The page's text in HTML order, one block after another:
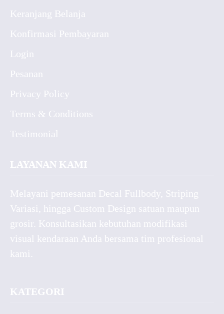
Keranjang Belanja
Konfirmasi Pembayaran
Login
Pesanan
Privacy Policy
Terms & Conditions
Testimonial
LAYANAN KAMI
Melayani pemesanan Decal Fullbody, Striping
Variasi, hingga Custom Design satuan maupun
grosir. Konsultasikan kebutuhan modifikasi
visual kendaraan Anda bersama tim profesional
kami.
KATEGORI